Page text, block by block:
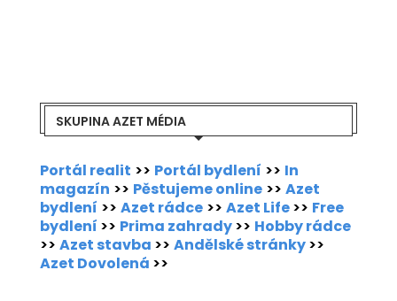
SKUPINA AZET MÉDIA
Portál realit >> Portál bydlení >> In
magazín >> Pěstujeme online >> Azet
bydlení >> Azet rádce >> Azet Life>> Free
bydlení >> Prima zahrady>> Hobby rádce
>> Azet stavba >> Andělské stránky>>
Azet Dovolená >>